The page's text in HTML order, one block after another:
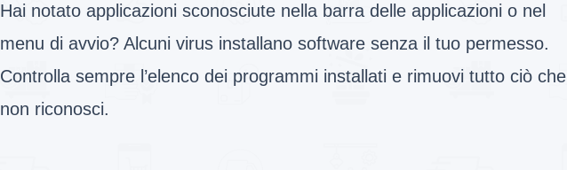
Hai notato applicazioni sconosciute nella barra delle applicazioni o nel
menu di avvio? Alcuni virus installano software senza il tuo permesso.
Controlla sempre l’elenco dei programmi installati e rimuovi tutto ciò che
non riconosci.